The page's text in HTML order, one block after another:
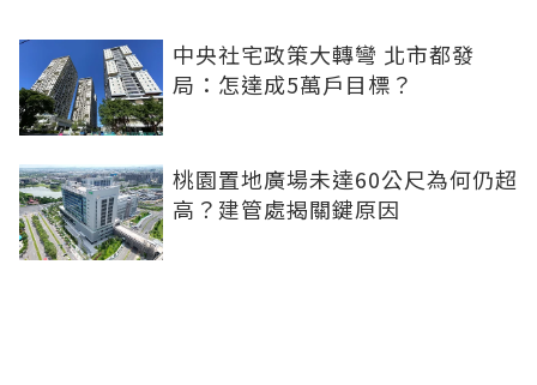
中央社宅政策大轉彎 北市都發
局：怎達成5萬戶目標？
桃園置地廣場未達60公尺為何仍超
高？建管處揭關鍵原因